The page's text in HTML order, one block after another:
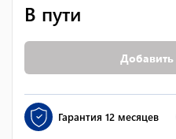
В пути
Гарантия 12 месяцев